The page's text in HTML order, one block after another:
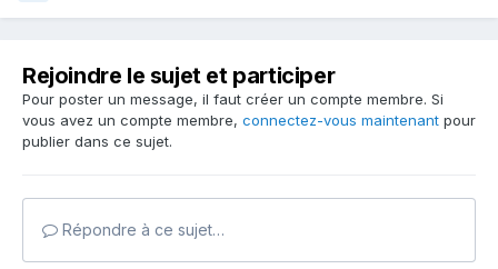
Rejoindre le sujet et participer
Pour poster un message, il faut créer un compte membre. Si
vous avez un compte membre, connectez-vous maintenant pour
publier dans ce sujet.
Répondre à ce sujet…